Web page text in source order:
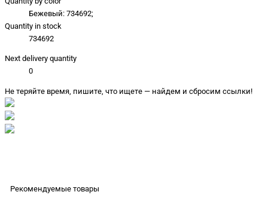
Бежевый: 734692;
Quantity in stock
734692
Next delivery quantity
0
Не теряйте время, пишите, что ищете — найдем и сбросим ссылки!
Рекомендуемые товары